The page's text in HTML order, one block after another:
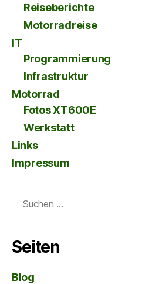
Reiseberichte
Motorradreise
IT
Programmierung
Infrastruktur
Motorrad
Fotos XT600E
Werkstatt
Links
Impressum
nach:
Seiten
Blog